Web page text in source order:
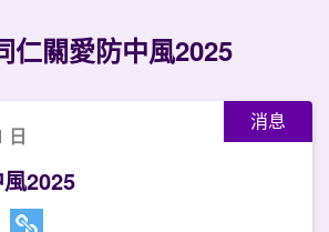
仁關愛防中風2025
消息
日
2025